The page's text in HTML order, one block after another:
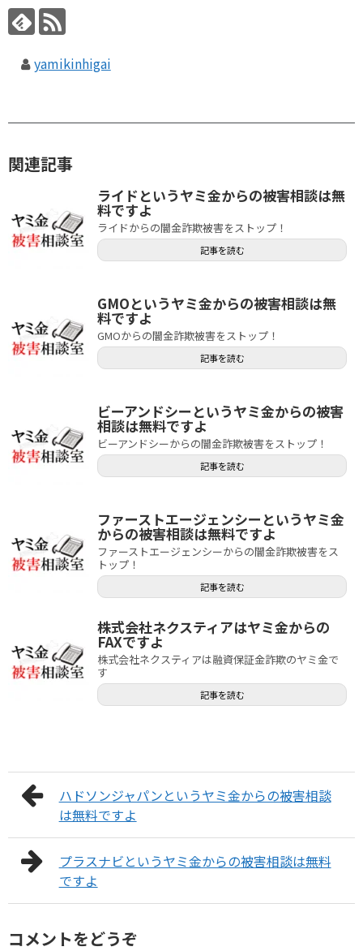
yamikinhigai
関連記事
ライドというヤミ金からの被害相談は無
料ですよ
ライドからの闇金詐欺被害をストップ！
記事を読む
GMOというヤミ金からの被害相談は無
料ですよ
GMOからの闇金詐欺被害をストップ！
記事を読む
ビーアンドシーというヤミ金からの被害
相談は無料ですよ
ビーアンドシーからの闇金詐欺被害をストップ！
記事を読む
ファーストエージェンシーというヤミ金
からの被害相談は無料ですよ
ファーストエージェンシーからの闇金詐欺被害をス
トップ！
記事を読む
株式会社ネクスティアはヤミ金からの
FAXですよ
株式会社ネクスティアは融資保証金詐欺のヤミ金で
す
記事を読む
ハドソンジャパンというヤミ金からの被害相談
は無料ですよ
プラスナビというヤミ金からの被害相談は無料
ですよ
コメントをどうぞ